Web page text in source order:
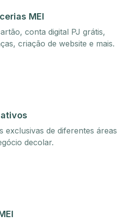
MEI
conta digital PJ grátis,
criação de website e mais.
exclusivas de diferentes áreas
decolar.